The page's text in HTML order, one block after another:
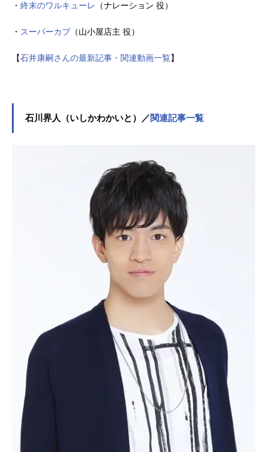
・ 終末のワルキューレ （ナレーション 役）
・ スーパーカブ （山小屋店主 役）
【石井康嗣さんの最新記事・関連動画一覧】
石川界人（いしかわかいと）／関連記事一覧